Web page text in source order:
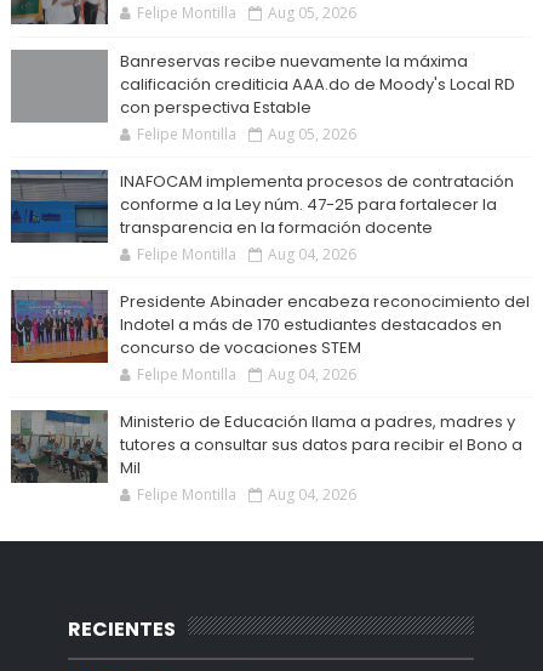
Felipe Montilla Aug 05, 2026
Banreservas recibe nuevamente la máxima
calificación crediticia AAA.do de Moody's Local RD
con perspectiva Estable
Felipe Montilla Aug 05, 2026
INAFOCAM implementa procesos de contratación
conforme a la Ley núm. 47-25 para fortalecer la
transparencia en la formación docente
Felipe Montilla Aug 04, 2026
Presidente Abinader encabeza reconocimiento del
Indotel a más de 170 estudiantes destacados en
concurso de vocaciones STEM
Felipe Montilla Aug 04, 2026
Ministerio de Educación llama a padres, madres y
tutores a consultar sus datos para recibir el Bono a
Mil
Felipe Montilla Aug 04, 2026
RECIENTES